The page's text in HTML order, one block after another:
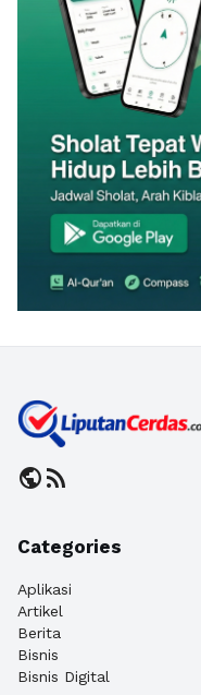
publicrss_feed
Categories
Aplikasi
Artikel
Berita
Bisnis
Bisnis Digital